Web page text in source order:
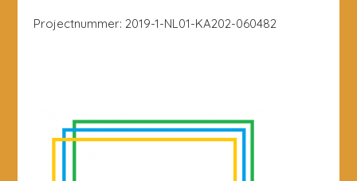
Projectnummer: 2019-1-NL01-KA202-060482